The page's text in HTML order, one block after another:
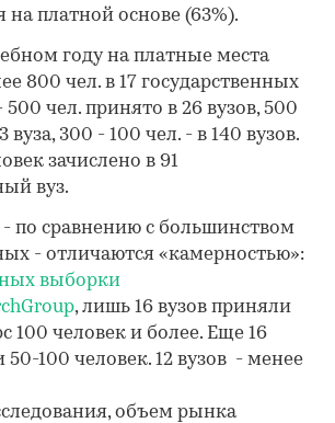
на платной основе (63%).
году на платные места
800 чел. в 17 государственных
500 чел. принято в 26 вузов, 500
вуза, 300 - 100 чел. - в 140 вузов.
зачислено в 91
вуз.
по сравнению с большинством
- отличаются «камерностью»:
выборки
, лишь 16 вузов приняли
100 человек и более. Еще 16
50-100 человек. 12 вузов - менее
объем рынка